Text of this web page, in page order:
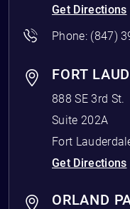
Get Directions
Phone: (847)
FORT
888 SE 3rd St.
Suite 202A
Fort
Get Directions
ORLAND